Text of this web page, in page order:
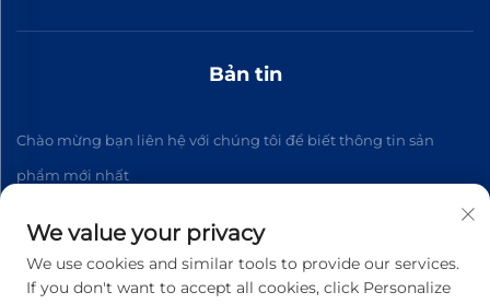
Bản tin
Chào mừng bạn liên hệ với chúng tôi để biết thông tin sản
phẩm mới nhất
We value your privacy
We use cookies and similar tools to provide our services.
If you don't want to accept all cookies, click Personalize